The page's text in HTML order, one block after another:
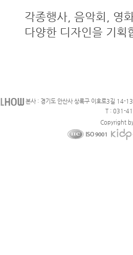
각종행사, 음악회, 영
다양한 디자인을 기획
본사 : 경기도 안산사 상록구 이호로3길 14-
T : 031-
Copyright